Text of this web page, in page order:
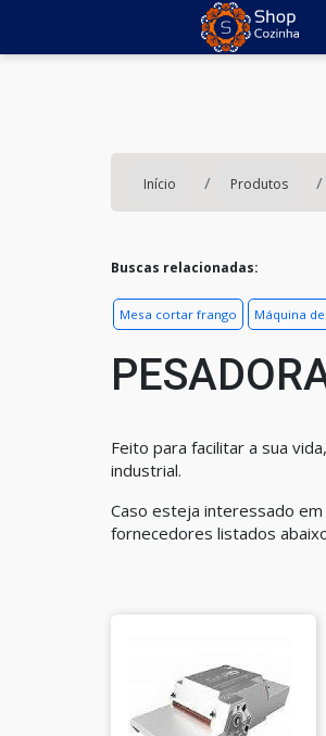
Início Produtos
Buscas relacionadas:
Mesa cortar frango Máquina
Feito para facilitar a sua
industrial.
Caso esteja interessado
fornecedores listados